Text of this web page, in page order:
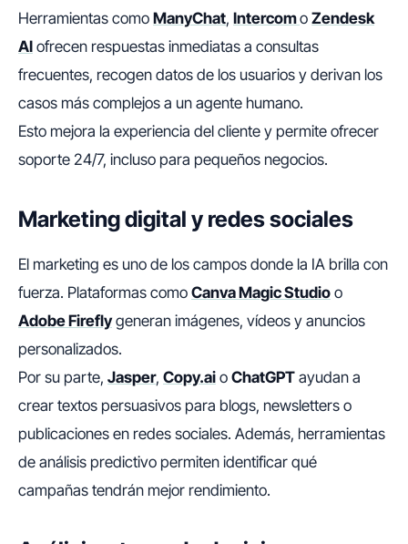
Herramientas como ManyChat, Intercomo Zendesk
AI ofrecen respuestas inmediatas a consultas
frecuentes, recogen datos de los usuarios y derivan los
casos más complejos a un agente humano.
Esto mejora la experiencia del cliente y permite ofrecer
soporte 24/7, incluso para pequeños negocios.
Marketing digital y redes sociales
El marketing es uno de los campos donde la IA brilla con
fuerza. Plataformas como Canva Magic Studio o
Adobe Fireflygeneran imágenes, vídeos y anuncios
personalizados.
Por su parte, Jasper, Copy.ai o ChatGPT ayudan a
crear textos persuasivos para blogs, newsletters o
publicaciones en redes sociales. Además, herramientas
de análisis predictivo permiten identificar qué
campañas tendrán mejor rendimiento.